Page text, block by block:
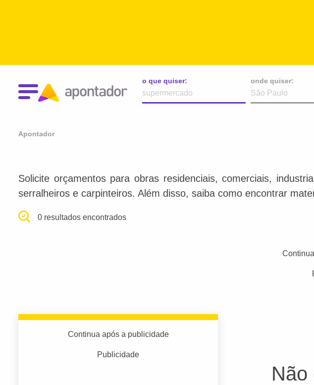
o que quiser:
onde quiser:
Apontador
Solicite orçamentos para obras residenciais, comerciais,
serralheiros e carpinteiros. Além disso, saiba como encontrar
0 resultados encontrados
Continua após a publicidade
Publicidade
Não